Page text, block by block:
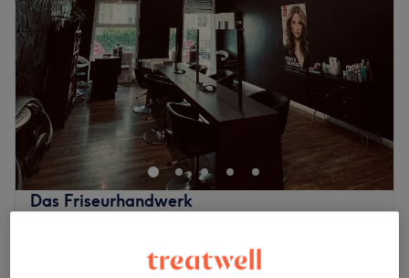
Das Friseurhandwerk
Auf Karte anzeigen
Herren - Maschinenschnitt